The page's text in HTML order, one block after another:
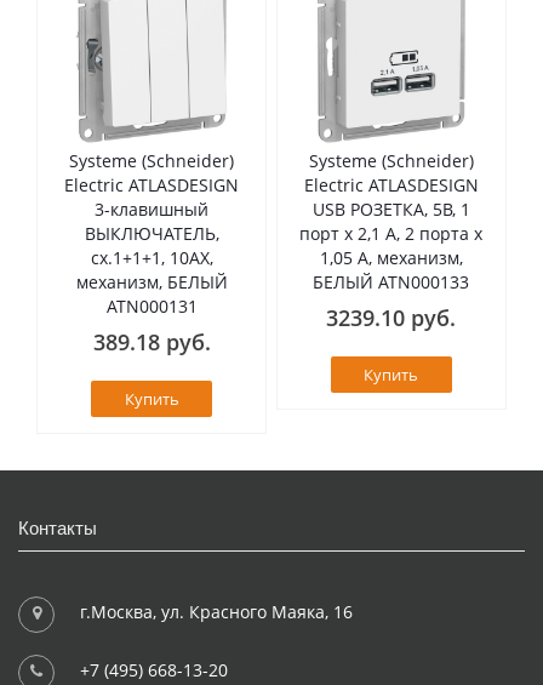
Systeme (Schneider)
Electric ATLASDESIGN
3-клавишный
ВЫКЛЮЧАТЕЛЬ,
сх.1+1+1, 10АХ,
механизм, БЕЛЫЙ
ATN000131
389.18 руб.
Купить
Systeme (Schneider)
Electric ATLASDESIGN
USB РОЗЕТКА, 5В, 1
порт x 2,1 А, 2 порта х
1,05 А, механизм,
БЕЛЫЙ ATN000133
3239.10 руб.
Купить
Контакты
г.Москва, ул. Красного Маяка, 16
+7 (495) 668-13-20